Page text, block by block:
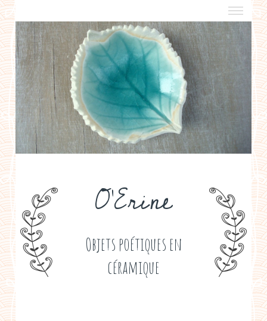
O'Erine
Objets poétiques en
céramique
a propos
boutiques de créateurs
contact
politique de confidentialité